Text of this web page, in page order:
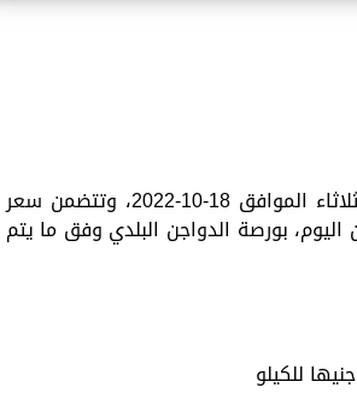
تقدم «الزمان» في هذا الموضوع تفاصيل أسعار الدواجن اليوم الثلاثاء الموافق 18-10-2022، وتتضمن سعر
اليوم، بورصة الدواجن البلدي وفق ما يتم